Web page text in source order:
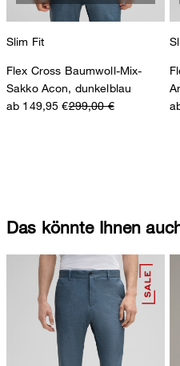
Slim Fit
Flex Cross Baumwoll-Mix-
Sakko Acon, dunkelblau
ab 149,95 €299,00 €
Das könnte Ihnen